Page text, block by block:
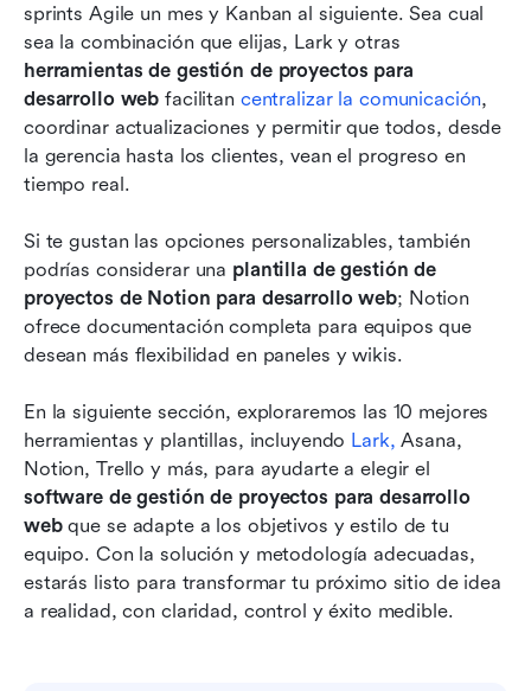
sprints Agile un mes y Kanban al siguiente. Sea cual
herramientas de gestión de proyectos para
desarrollo web facilitan centralizar la comunicación,
coordinar actualizaciones y permitir que todos, desde
la gerencia hasta los clientes, vean el progreso en
tiempo real.
Si te gustan las opciones personalizables, también
podrías considerar una plantilla de gestión de
proyectos de Notion para desarrollo web; Notion
ofrece documentación completa para equipos que
desean más flexibilidad en paneles y wikis.
En la siguiente sección, exploraremos las 10 mejores
herramientas y plantillas, incluyendo Lark, Asana,
software de gestión de proyectos para desarrollo
web que se adapte a los objetivos y estilo de tu
equipo. Con la solución y metodología adecuadas,
estarás listo para transformar tu próximo sitio de idea
a realidad, con claridad, control y éxito medible.